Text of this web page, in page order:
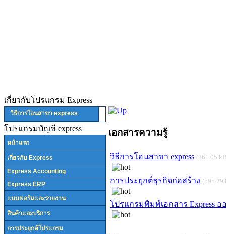
เกี่ยวกับโปรแกรม Express
วิธีการโอนสาขา express
โปรแกรมบัญชี express
หน้าแรก
เกี่ยวกับ Express
Express Accounting
Express ERP
แบบฟอร์มและรายงาน
สินค้าและบริการ
การประยุกต์โปรแกรม
เอกสารความรู้
วิธีการโอนสาขา express (261.05
การประยุกต์ธุรกิจก่อสร้าง (595.29
โปรแกรมพิมพ์เอกสาร Express อ